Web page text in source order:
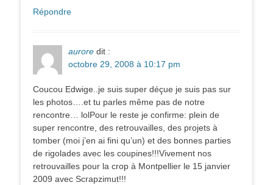
Répondre
aurore dit :
octobre 29, 2008 à 10:17 pm
Coucou Edwige..je suis super déçue je suis pas sur
les photos….et tu parles même pas de notre
rencontre… lolPour le reste je confirme: plein de
super rencontre, des retrouvailles, des projets à
tomber (moi j’en ai fini qu’un) et des bonnes parties
de rigolades avec les coupines!!!Vivement nos
retrouvailles pour la crop à Montpellier le 15 janvier
2009 avec Scrapzimut!!!